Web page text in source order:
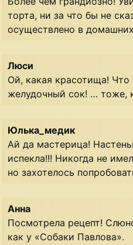
торта, ни за что бы не
осуществлено в
Люси
Ой, какая красотища!
желудочный сок! … тоже,
Юлька_медик
Ай да мастерица!
испекла!!! Никогда не
но захотелось
Анна
Посмотрела рецепт!
как у «Собаки Павлова».